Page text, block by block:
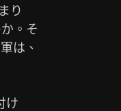
り
。そ
は、
け